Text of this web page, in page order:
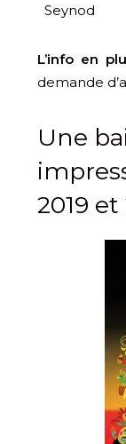
Seynod
L’info en
demande
Une
2019 et